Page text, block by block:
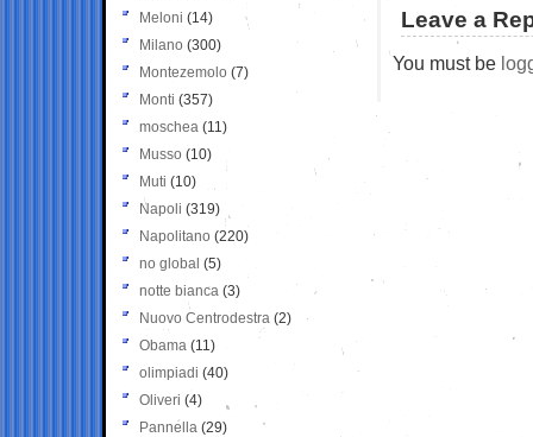
Leave a
You must be
Meloni (14)
Milano (300)
Montezemolo (7)
Monti (357)
moschea (11)
Musso (10)
Muti (10)
Napoli (319)
Napolitano (220)
no global (5)
notte bianca (3)
Nuovo Centrodestra (2)
Obama (11)
olimpiadi (40)
Oliveri (4)
Pannella (29)